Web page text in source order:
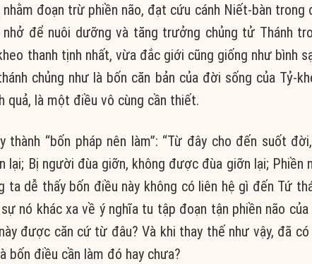
đoạn trừ phiền não, đạt cứu cánh Niết-bàn trong
để nuôi dưỡng và tăng trưởng chủng tử Thánh
thanh tịnh nhất, vừa đắc giới cũng giống như bình
chủng như là bốn căn bản của đời sống của Tỷ-
quả, là một điều vô cùng cần thiết.
“bốn pháp nên làm”: “Từ đây cho đến suốt
Bị người đùa giỡn, không được đùa giỡn lại; Phiền
ta dễ thấy bốn điều này không có liên hệ gì đến Tứ
nó khác xa về ý nghĩa tu tập đoạn tận phiền não của
được căn cứ từ đâu? Và khi thay thế như vậy, đã
bốn điều cần làm đó hay chưa?